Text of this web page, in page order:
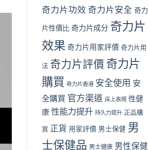
次
懂〉
功
與
家
口
碑
全
對
比
（2026
香
篇）〉
奇力片功效 奇力片安全 奇力
片性價比 奇力片成分 奇力片
效果 奇力片用家評價 奇力片用
法 奇力片評價 奇力片
購買 奇力片香港 安全使用 安
全購買 官方渠道 床上表現 性健
康 性能力提升 持久力提升 正品購
買 正貨 用家評價 男士保健 男
士保健品 男士健康 男性保健